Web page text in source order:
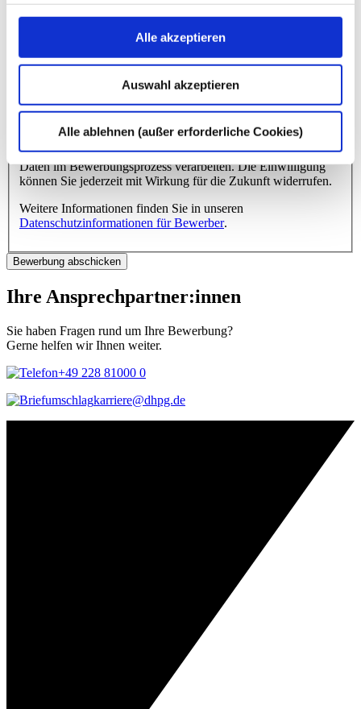
Alle akzeptieren
Auswahl akzeptieren
Alle ablehnen (außer erforderliche Cookies)
Angeworben durch das Programm
„Mitarbeiter werben Mitarbeiter“
dhpg-Standort*
* Pflichtangabe
Mit dem Absenden Ihrer Bewerbung erklären Sie Ihre
Einwilligung, dass wir die von Ihnen freiwillig übermittelten
Daten im Bewerbungsprozess verarbeiten. Die Einwilligung
können Sie jederzeit mit Wirkung für die Zukunft widerrufen.
Weitere Informationen finden Sie in unseren
Datenschutzinformationen für Bewerber.
Ihre Ansprechpartner:innen
Sie haben Fragen rund um Ihre Bewerbung?
Gerne helfen wir Ihnen weiter.
+49 228 81000 0
karriere@dhpg.de